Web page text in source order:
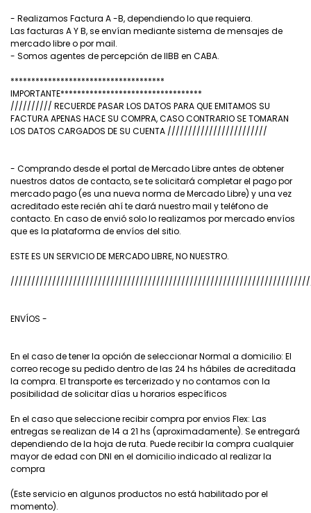
- Realizamos Factura A -B, dependiendo lo que requiera.
Las facturas A Y B, se envían mediante sistema de mensajes de
mercado libre o por mail.
- Somos agentes de percepción de IIBB en CABA.
*************************************
IMPORTANTE**********************************
////////// RECUERDE PASAR LOS DATOS PARA QUE EMITAMOS SU
FACTURA APENAS HACE SU COMPRA, CASO CONTRARIO SE TOMARAN
LOS DATOS CARGADOS DE SU CUENTA ////////////////////////
- Comprando desde el portal de Mercado Libre antes de obtener
nuestros datos de contacto, se te solicitará completar el pago por
mercado pago (es una nueva norma de Mercado Libre) y una vez
acreditado este recién ahí te dará nuestro mail y teléfono de
contacto. En caso de envió solo lo realizamos por mercado envíos
que es la plataforma de envíos del sitio.
ESTE ES UN SERVICIO DE MERCADO LIBRE, NO NUESTRO.
ENVÍOS -
En el caso de tener la opción de seleccionar Normal a domicilio: El
correo recoge su pedido dentro de las 24 hs hábiles de acreditada
la compra. El transporte es tercerizado y no contamos con la
posibilidad de solicitar días u horarios específicos
En el caso que seleccione recibir compra por envios Flex: Las
entregas se realizan de 14 a 21 hs (aproximadamente). Se entregará
dependiendo de la hoja de ruta. Puede recibir la compra cualquier
mayor de edad con DNI en el domicilio indicado al realizar la
compra
(Este servicio en algunos productos no está habilitado por el
momento).